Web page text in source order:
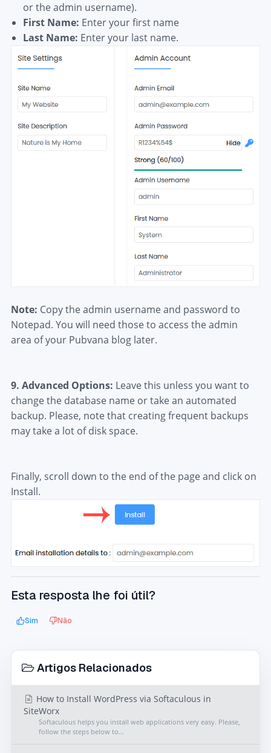
or the admin username).
First Name: Enter your first name
Last Name: Enter your last name.
Note: Copy the admin username and password to
Notepad. You will need those to access the admin
area of your Pubvana blog later.
9. Advanced Options: Leave this unless you want to
change the database name or take an automated
backup. Please, note that creating frequent backups
may take a lot of disk space.
Finally, scroll down to the end of the page and click on
Install.
Esta resposta lhe foi útil?
Sim Não
Artigos Relacionados
How to Install WordPress via Softaculous in
SiteWorx
Softaculous helps you install web applications very easy. Please,
follow the steps below to...